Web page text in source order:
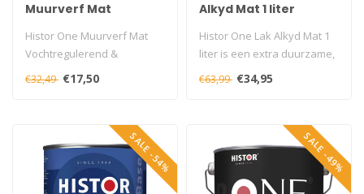
Muurverf Mat
Vochtregulerend &
Afwasbaar 1 liter
Histor One Muurverf Mat
Vochtregulerend &
Afwasbaar 1 liter is een
uitstekend de..
€32,49 €17,50
Alkyd Mat 1 liter
Histor One Lak Alkyd Mat 1
liter is een extra duurzame,
weerbestendige en krasva..
€63,99 €34,95
SALE -54% SALE -49%